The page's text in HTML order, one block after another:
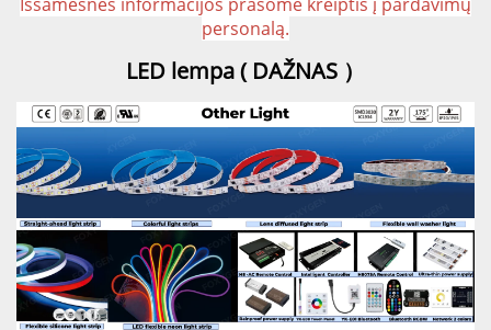
personalą.
LED lempa ( DAŽNAS ）